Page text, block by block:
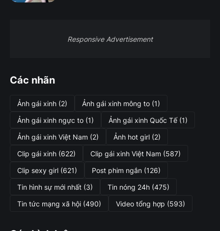
Responsive Advertisement
Các nhãn
Ảnh gái xinh (2) Ảnh gái xinh mông to (1)
Ảnh gái xinh ngực to (1) Ảnh gái xinh Quốc Tế (1)
Ảnh gái xinh Việt Nam (2) Ảnh hot girl (2)
Clip gái xinh (622) Clip gái xinh Việt Nam (587)
Clip sexy girl (621) Post phim ngắn (126)
Tin hình sự mới nhất (3) Tin nóng 24h (475)
Tin tức mạng xã hội (490) Video tổng hợp (593)